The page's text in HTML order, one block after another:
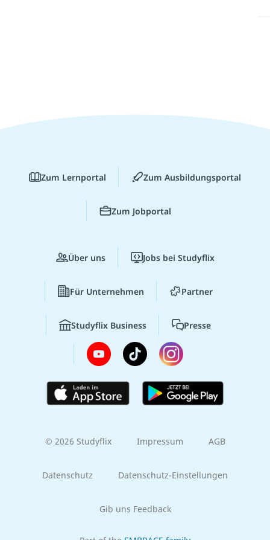
Zum Lernportal Zum Ausbildungsportal
Zum Jobportal
Über uns Jobs bei Studyflix
Für Unternehmen Partner
Studyflix Business Presse
© 2026 Studyflix Impressum AGB
Datenschutz Datenschutz-Einstellungen
Gib uns Feedback